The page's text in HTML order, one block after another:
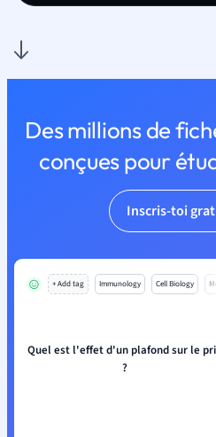
Des millions de
conçues pour
Inscris-toi
+ Add tag Immunology Cell Biology
Quel est l'effet d'un plafond sur le
?